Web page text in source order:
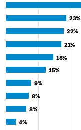
23%
23%
22%
22%
21%
21%
18%
18%
15%
15%
9%
9%
8%
8%
8%
8%
4%
4%